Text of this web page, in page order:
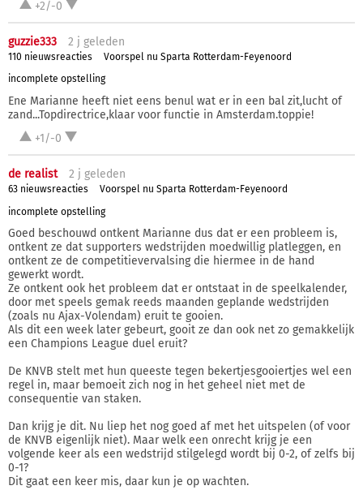
+2/-0
guzzie333 2 j geleden
110 nieuwsreacties
Voorspel nu Sparta Rotterdam-Feyenoord
incomplete opstelling
Ene Marianne heeft niet eens benul wat er in een bal zit,lucht of
zand...Topdirectrice,klaar voor functie in Amsterdam.toppie!
+1/-0
de realist 2 j geleden
63 nieuwsreacties
Voorspel nu Sparta Rotterdam-Feyenoord
incomplete opstelling
Goed beschouwd ontkent Marianne dus dat er een probleem is,
ontkent ze dat supporters wedstrijden moedwillig platleggen, en
ontkent ze de competitievervalsing die hiermee in de hand
gewerkt wordt.
Ze ontkent ook het probleem dat er ontstaat in de speelkalender,
door met speels gemak reeds maanden geplande wedstrijden
(zoals nu Ajax-Volendam) eruit te gooien.
Als dit een week later gebeurt, gooit ze dan ook net zo gemakkelijk
een Champions League duel eruit?
De KNVB stelt met hun queeste tegen bekertjesgooiertjes wel een
regel in, maar bemoeit zich nog in het geheel niet met de
consequentie van staken.
Dan krijg je dit. Nu liep het nog goed af met het uitspelen (of voor
de KNVB eigenlijk niet). Maar welk een onrecht krijg je een
volgende keer als een wedstrijd stilgelegd wordt bij 0-2, of zelfs bij
0-1?
Dit gaat een keer mis, daar kun je op wachten.